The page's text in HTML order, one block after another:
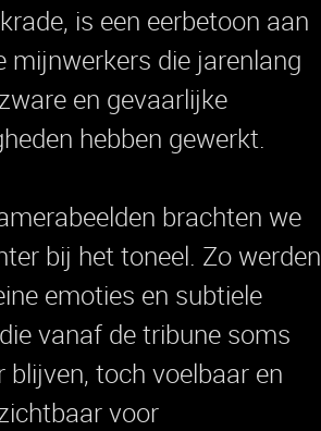
is een eerbetoon aan
mijnwerkers die jarenlang
en gevaarlijke
hebben gewerkt.
brachten we
bij het toneel. Zo werden
emoties en subtiele
vanaf de tribune soms
blijven, toch voelbaar en
voor